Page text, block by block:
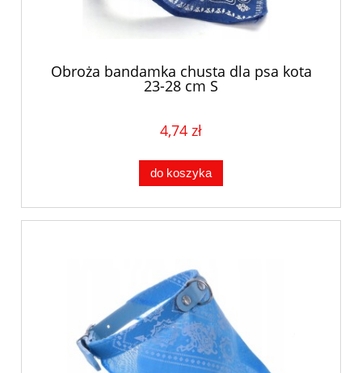
Obroża bandamka chusta dla psa kota
23-28 cm S
4,74 zł
do koszyka